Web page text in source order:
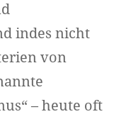
indes nicht
von
– heute oft